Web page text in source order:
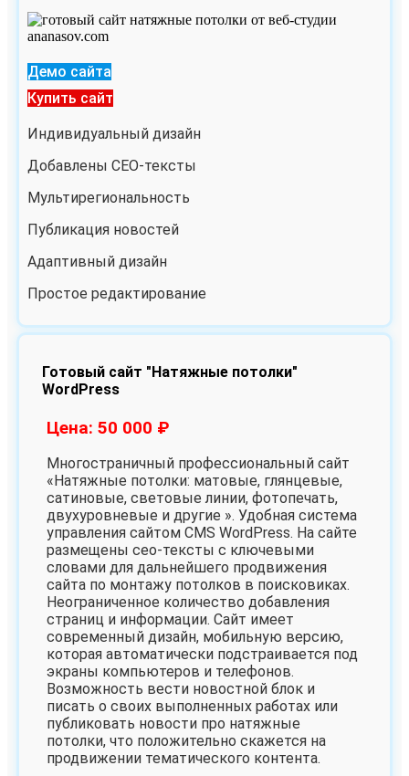
Демо сайта
Купить сайт
Индивидуальный дизайн
Добавлены СЕО-тексты
Мультирегиональность
Публикация новостей
Адаптивный дизайн
Простое редактирование
Готовый сайт "Натяжные потолки"
WordPress
Цена: 50 000 ₽
Многостраничный профессиональный сайт
«Натяжные потолки: матовые, глянцевые,
сатиновые, световые линии, фотопечать,
двухуровневые и другие ». Удобная система
управления сайтом CMS WordPress. На сайте
размещены сео-тексты с ключевыми
словами для дальнейшего продвижения
сайта по монтажу потолков в поисковиках.
Неограниченное количество добавления
страниц и информации. Сайт имеет
современный дизайн, мобильную версию,
которая автоматически подстраивается под
экраны компьютеров и телефонов.
Возможность вести новостной блок и
писать о своих выполненных работах или
публиковать новости про натяжные
потолки, что положительно скажется на
продвижении тематического контента.